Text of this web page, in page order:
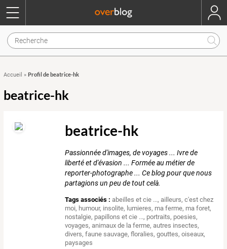
Accueil » Profil de beatrice-hk
beatrice-hk
beatrice-hk
Passionnée d'images, de voyages ... Ivre de
liberté et d'évasion ... Formée au métier de
reporter-photographe ... Ce blog pour que nous
partagions un peu de tout celà.
Tags associés : abeilles et cie ...,ailleurs,c'est chez
moi, humour, insolite, lumieres, ma ferme, ma foret,
nostalgie, papillons et cie ..., portraits, poesies,
voyages,animaux de la ferme,autres insectes,
divers,faune sauvage,floralies,gouttes,oiseaux,
paysages